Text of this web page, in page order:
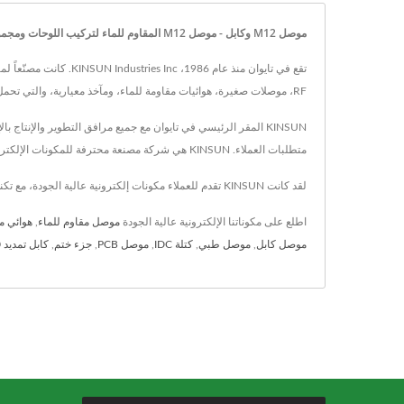
موصل M12 وكابل - موصل M12 المقاوم للماء لتركيب اللوحات ومجموعة الأسلاك | مصنع الموصلات المقاومة للماء والمآخذ المودولية من تايوان | KINSUN
RF، موصلات صغيرة، هوائيات مقاومة للماء، ومآخذ معيارية، والتي تحمل شهادات IATF-16949 وISO.
متطلبات العملاء. KINSUN هي شركة مصنعة محترفة للمكونات الإلكترونية، متخصصة في الموصلات المقاومة للماء، موصلات المستشعر، تصميم الهوائيات RF، Mini Fit، Micro Fit، المقابس المودولية وأجزاء الدرفلة.
لقد كانت KINSUN تقدم للعملاء مكونات إلكترونية عالية الجودة، مع تكنولوجيا متقدمة و39 عامًا من الخبرة، تضمن KINSUN تلبية احتياجات كل عميل.
اطلع على مكوناتنا الإلكترونية عالية الجودة موصل مقاوم للماء هوائي
موصل كابل موصل طبي كتلة IDC موصل PCB جزء ختم كابل تمديد USB 3.0